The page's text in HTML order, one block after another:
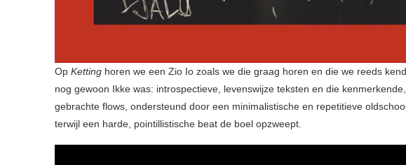
Op Ketting horen we een Zio Io zoals we die graag horen en die we reeds
nog gewoon Ikke was: introspectieve, levenswijze teksten en die
gebrachte flows, ondersteund door een minimalistische en repetitieve
terwijl een harde, pointillistische beat de boel opzweept.